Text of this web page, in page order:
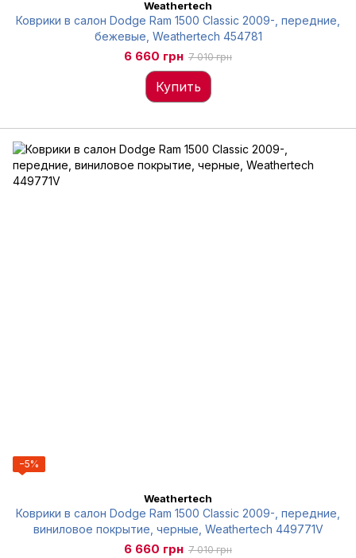
Weathertech
Коврики в салон Dodge Ram 1500 Classic 2009-, передние,
бежевые, Weathertech 454781
6 660 грн 7 010 грн
Купить
−5%
Weathertech
Коврики в салон Dodge Ram 1500 Classic 2009-, передние,
виниловое покрытие, черные, Weathertech 449771V
6 660 грн 7 010 грн